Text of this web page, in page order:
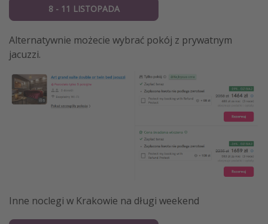
8 - 11 LISTOPADA
Alternatywnie możecie wybrać pokój z prywatnym
jacuzzi.
Inne noclegi w Krakowie na długi weekend